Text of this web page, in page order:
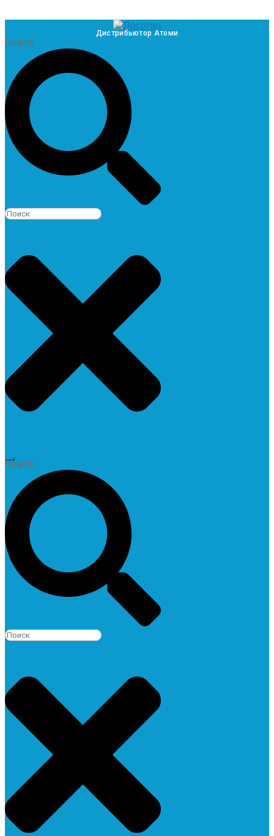
Дистрибьютор Атоми
Search
Search